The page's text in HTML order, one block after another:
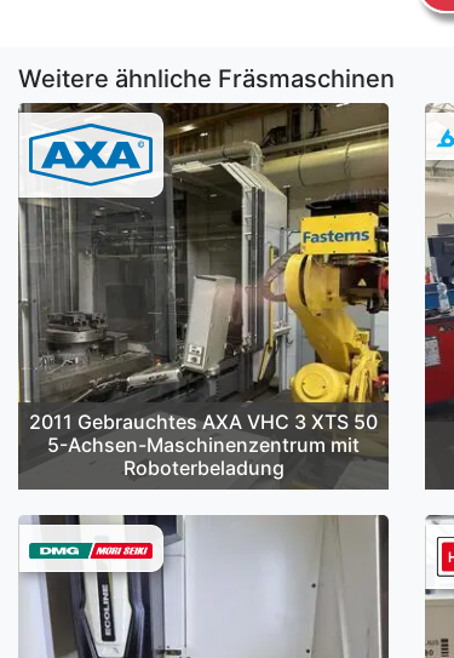
Weitere ähnliche Fräsmaschinen
2011 Gebrauchtes AXA VHC 3 XTS 50
5-Achsen-Maschinenzentrum mit
Roboterbeladung